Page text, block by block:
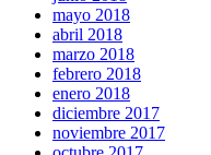
mayo 2018
abril 2018
marzo 2018
febrero 2018
enero 2018
diciembre 2017
noviembre 2017